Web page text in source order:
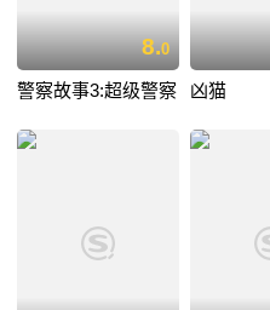
8.0
警察故事3:超级警察 凶猫